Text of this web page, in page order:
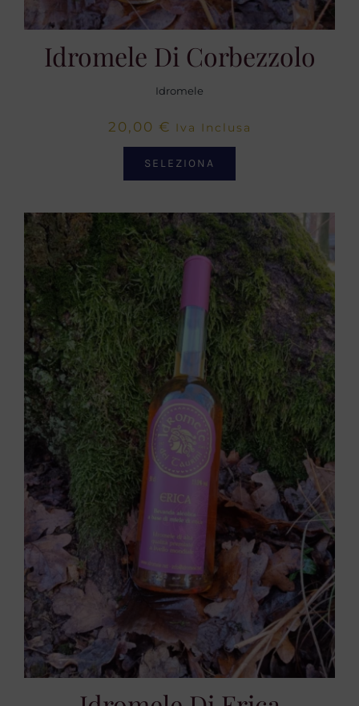
Idromele Di Corbezzolo
Idromele
20,00 € Iva Inclusa
SELEZIONA